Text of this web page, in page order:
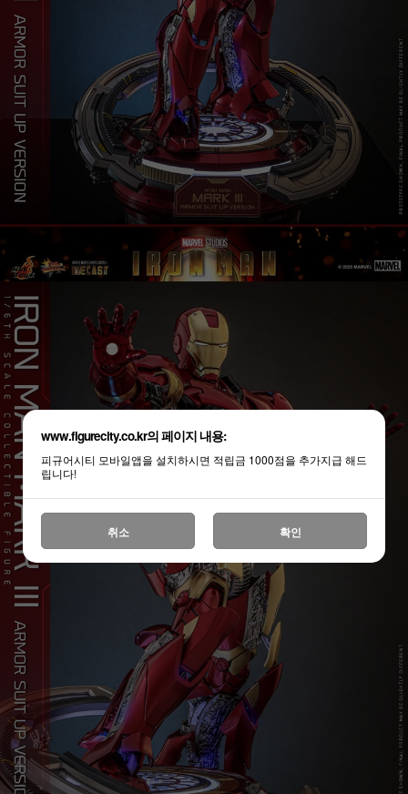
www.figurecity.co.kr의 페이지 내용:
피규어시티 모바일앱을 설치하시면 적립금 1000점을 추가지급 해드
립니다!
취소 확인